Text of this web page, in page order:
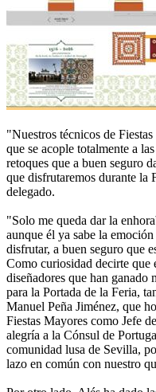
"Nuestros técnicos de
que se acople totalmente a
retoques que a buen seguro
que disfrutaremos durante la
delegado.
"Solo me queda dar la
aunque él ya sabe la
disfrutar, a buen seguro que
Como curiosidad decirte que
diseñadores que han ganado
para la Portada de la Feria,
Manuel Peña Jiménez, que
Fiestas Mayores como Jefe
alegría a la Cónsul de
comunidad lusa de Sevilla,
lazo en común con nuestro